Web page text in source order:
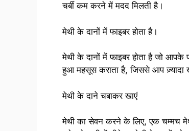
चर्बी कम करने में मदद मिलती है।
मेथी के दानों में फाइबर होता है।
मेथी के दानों में फाइबर होता है जो
हुआ महसूस कराता है, जिससे आप ज़्यादा
मेथी के दाने चबाकर खाएं
मेथी का सेवन करने के लिए, एक चम्मच